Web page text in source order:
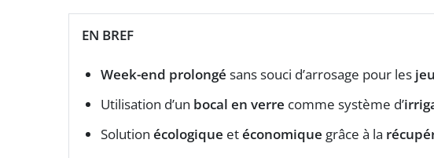
EN BREF
Week-end prolongé sans souci d’arrosage pour les
Utilisation d’un bocal en verre comme système d’
Solution écologique etéconomique grâce à la